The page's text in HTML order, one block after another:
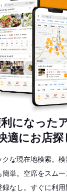
になった
適にお店探
クな現在地検索。検
簡単。空席をスム
録なし。すぐに利用